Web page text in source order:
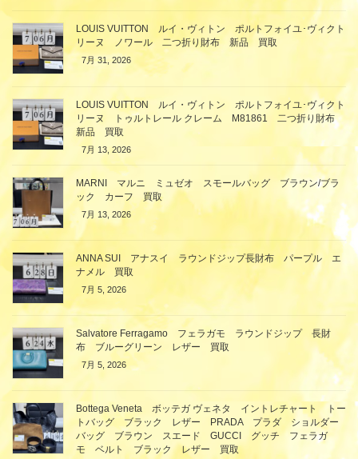
LOUIS VUITTON ルイ・ヴィトン ポルトフォイユ･ヴィクト
リーヌ ノワール 二つ折り財布 新品 買取
7月 31, 2026
LOUIS VUITTON ルイ・ヴィトン ポルトフォイユ･ヴィクト
リーヌ トゥルトレール クレーム M81861 二つ折り財布
新品 買取
7月 13, 2026
MARNI マルニ ミュゼオ スモールバッグ ブラウン/ブラ
ック カーフ 買取
7月 13, 2026
ANNA SUI アナスイ ラウンドジップ長財布 パープル エ
ナメル 買取
7月 5, 2026
Salvatore Ferragamo フェラガモ ラウンドジップ 長財
布 ブルーグリーン レザー 買取
7月 5, 2026
Bottega Veneta ボッテガ ヴェネタ イントレチャート トー
トバッグ ブラック レザー PRADA プラダ ショルダー
バッグ ブラウン スエード GUCCI グッチ フェラガ
モ ベルト ブラック レザー 買取